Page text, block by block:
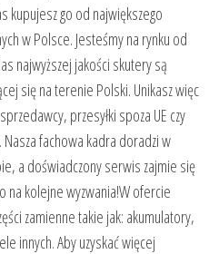
kupujesz go od największego
w Polsce. Jesteśmy na rynku od
najwyższej jakości skutery są
się na terenie Polski. Unikasz więc
przesyłki spoza UE czy
fachowa kadra doradzi w
a doświadczony serwis zajmie się
na kolejne wyzwania!W ofercie
zamienne takie jak: akumulatory,
innych. Aby uzyskać więcej